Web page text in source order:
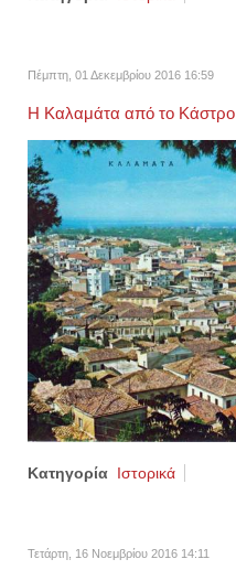
Πέμπτη, 01 Δεκεμβρίου 2016 16:59
Η Καλαμάτα από το Κάστρο
Κατηγορία Ιστορικά
Τετάρτη, 16 Νοεμβρίου 2016 14:11